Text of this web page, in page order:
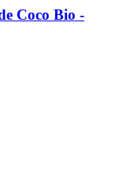
Coco Bio -​